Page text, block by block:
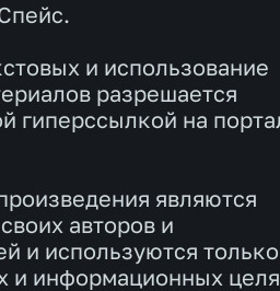
и использование
разрешается
гиперссылкой на
являются
авторов и
и используются
и информационных